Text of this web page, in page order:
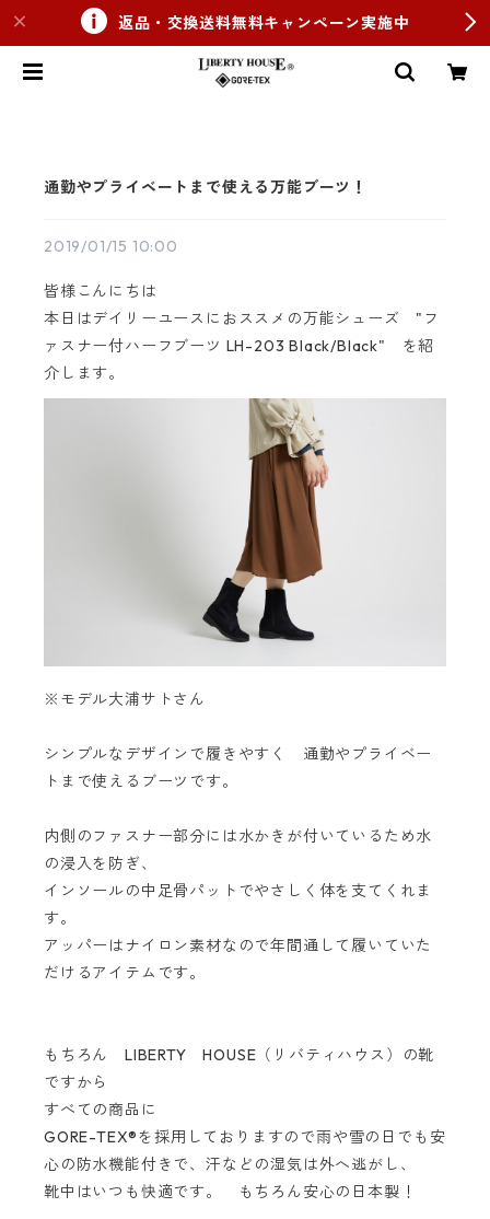
返品・交換送料無料キャンペーン実施中
通勤やプライベートまで使える万能ブーツ！
2019/01/15 10:00
皆様こんにちは
本日はデイリーユースにおススメの万能シューズ "フ
ァスナー付ハーフブーツ LH-203 Black/Black" を紹
介します。
※モデル大浦サトさん
シンプルなデザインで履きやすく 通勤やプライベー
トまで使えるブーツです。
内側のファスナー部分には水かきが付いているため水
の浸入を防ぎ、
インソールの中足骨パットでやさしく体を支てくれま
す。
アッパーはナイロン素材なので年間通して履いていた
だけるアイテムです。
もちろん LIBERTY HOUSE（リバティハウス）の靴
ですから
すべての商品に
GORE-TEX®を採用しておりますので雨や雪の日でも安
心の防水機能付きで、汗などの湿気は外へ逃がし、
靴中はいつも快適です。 もちろん安心の日本製！